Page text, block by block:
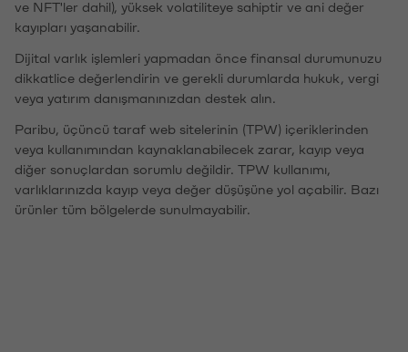
ve NFT'ler dahil), yüksek volatiliteye sahiptir ve ani değer
kayıpları yaşanabilir.
Dijital varlık işlemleri yapmadan önce finansal durumunuzu
dikkatlice değerlendirin ve gerekli durumlarda hukuk, vergi
veya yatırım danışmanınızdan destek alın.
Paribu, üçüncü taraf web sitelerinin (TPW) içeriklerinden
veya kullanımından kaynaklanabilecek zarar, kayıp veya
diğer sonuçlardan sorumlu değildir. TPW kullanımı,
varlıklarınızda kayıp veya değer düşüşüne yol açabilir. Bazı
ürünler tüm bölgelerde sunulmayabilir.